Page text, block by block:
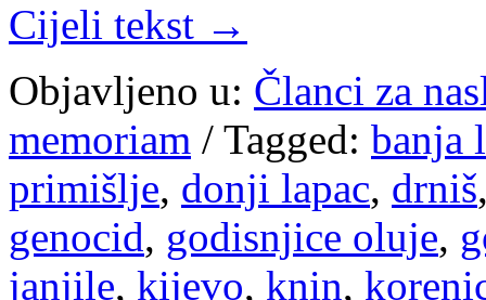
Cijeli tekst →
Objavljeno u: Članci za
memoriam / Tagged: banja
primišlje, donji lapac, drniš
genocid, godisnjice oluje,
janjile, kijevo, knin,